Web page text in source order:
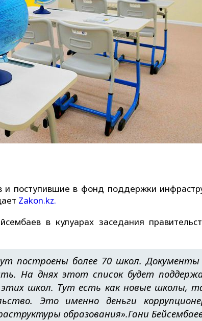
поступившие в фонд поддержки
Zakon.kz.
в кулуарах заседания
построены более 70 школ. Документы
На днях этот список будет
школ. Тут есть как новые школы,
Это именно деньги
образования».Гани